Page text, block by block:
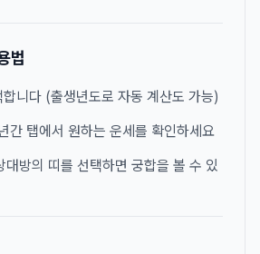
법
니다 (출생년도로 자동 계산도 가능)
간 탭에서 원하는 운세를 확인하세요
대방의 띠를 선택하면 궁합을 볼 수 있